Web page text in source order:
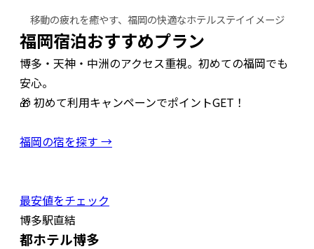
移動の疲れを癒やす、福岡の快適なホテルステイイメージ
福岡宿泊おすすめプラン
博多・天神・中洲のアクセス重視。初めての福岡でも
安心。
🎁 初めて利用キャンペーンでポイントGET！
福岡の宿を探す →
最安値をチェック
博多駅直結
都ホテル博多